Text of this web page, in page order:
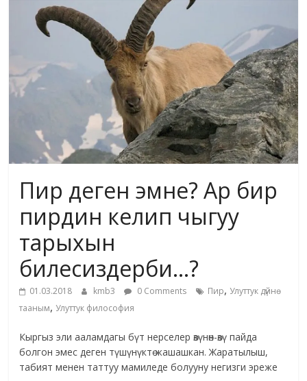
маданияты
жана
адабияты
Пир деген эмне? Ар бир
пирдин келип чыгуу
тарыхын
билесиздерби…?
01.03.2018 kmb3 0 Comments Пир, Улуттук дүйнө
тааным, Улуттук философия
Кыргыз эли ааламдагы бүт нерселер өзүнөн-өзү пайда
болгон эмес деген түшүнүктө жашашкан. Жаратылыш,
табият менен таттуу мамиледе болууну негизги эреже